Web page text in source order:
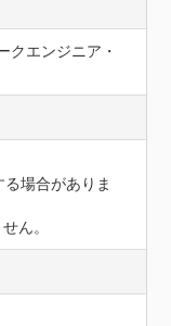
クエンジニア・
場合がありま
ん。